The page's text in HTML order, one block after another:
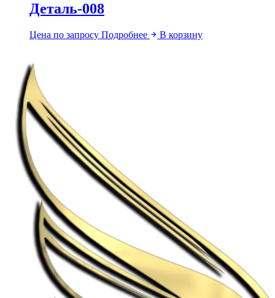
Деталь-008
Цена по запросу Подробнее В корзину